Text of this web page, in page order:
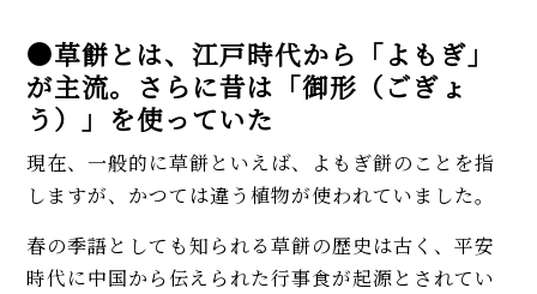
●草餅とは、江戸時代から「よもぎ」
が主流。さらに昔は「御形（ごぎょ
う）」を使っていた
現在、一般的に草餅といえば、よもぎ餅のことを指
しますが、かつては違う植物が使われていました。
春の季語としても知られる草餅の歴史は古く、平安
時代に中国から伝えられた行事食が起源とされてい